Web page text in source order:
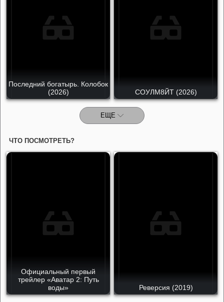
Последний богатырь. Колобок
(2026)
СОУЛМ8ЙТ (2026)
ЕЩЕ
ЧТО ПОСМОТРЕТЬ?
Официальный первый
трейлер «Аватар 2: Путь
воды»
Реверсия (2019)